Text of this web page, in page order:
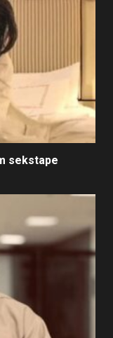
sekstape